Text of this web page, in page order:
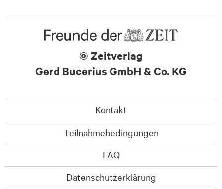
© Zeitverlag
Gerd Bucerius GmbH & Co. KG
Kontakt
Teilnahmebedingungen
FAQ
Datenschutzerklärung